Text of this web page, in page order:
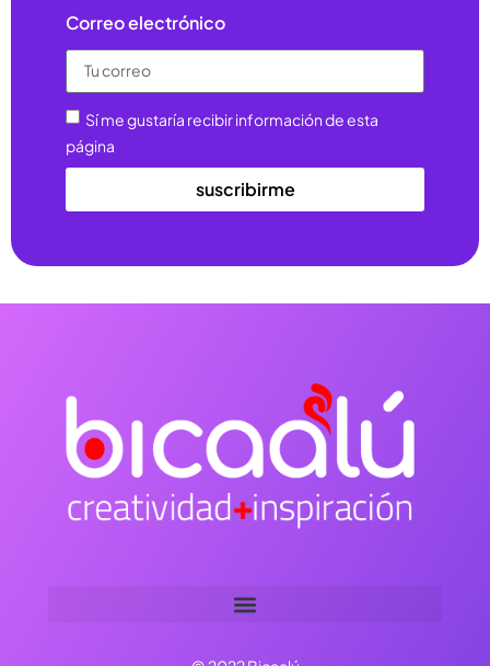
Correo electrónico
Sí me gustaría recibir información de esta
página
suscribirme